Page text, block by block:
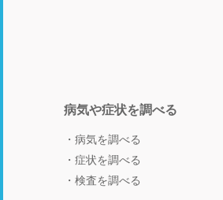
病気や症状を調べる
病気を調べる
症状を調べる
検査を調べる